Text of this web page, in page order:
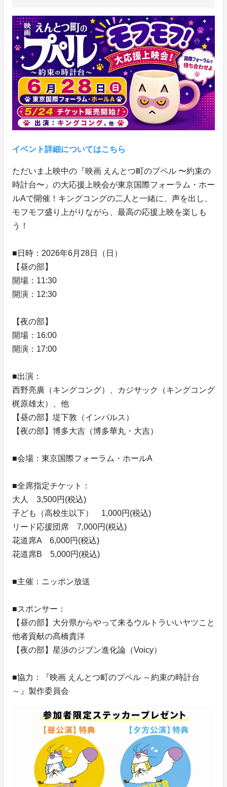
イベント詳細についてはこちら
ただいま上映中の『映画 えんとつ町のプペル 〜約束の
時計台〜』の大応援上映会が東京国際フォーラム・ホー
ルAで開催！キングコングの二人と一緒に、声を出し、
モフモフ盛り上がりながら、最高の応援上映を楽しも
う！
■日時：2026年6月28日（日）
【昼の部】
開場：11:30
開演：12:30
【夜の部】
開場：16:00
開演：17:00
■出演：
西野亮廣（キングコング）、カジサック（キングコング
梶原雄太）、他
【昼の部】堤下敦（インパルス）
【夜の部】博多大吉（博多華丸・大吉）
■会場：東京国際フォーラム・ホールA
■全席指定チケット：
大人 3,500円(税込)
子ども（高校生以下） 1,000円(税込)
リード応援団席 7,000円(税込)
花道席A 6,000円(税込)
花道席B 5,000円(税込)
■主催：ニッポン放送
■スポンサー：
【昼の部】大分県からやって来るウルトラいいヤツこと
他者貢献の髙橋貴洋
【夜の部】星渉のジブン進化論（Voicy）
■協力：『映画 えんとつ町のプペル ～約束の時計台
～』製作委員会